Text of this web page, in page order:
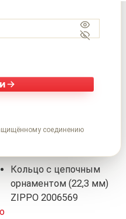
соединению
Кольцо с цепочным
орнаментом (22,3 мм)
ZIPPO 2006569